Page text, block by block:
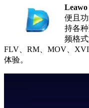
便且
持各
频格
FLV、RM、MOV、
体验。